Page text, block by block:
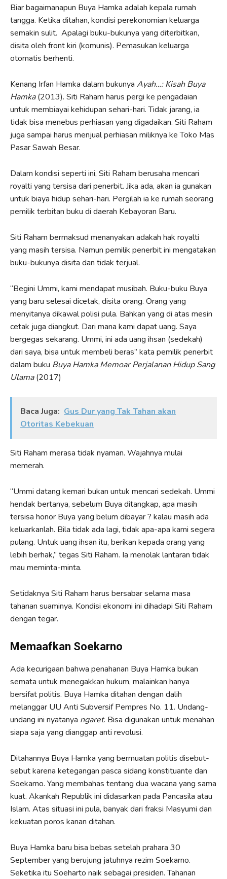
Biar bagaimanapun Buya Hamka adalah kepala rumah
tangga. Ketika ditahan, kondisi perekonomian keluarga
semakin sulit. Apalagi buku-bukunya yang diterbitkan,
disita oleh front kiri (komunis). Pemasukan keluarga
otomatis berhenti.
Kenang Irfan Hamka dalam bukunya Ayah…: Kisah Buya
Hamka(2013). Siti Raham harus pergi ke pengadaian
untuk membiayai kehidupan sehari-hari. Tidak jarang, ia
tidak bisa menebus perhiasan yang digadaikan. Siti Raham
juga sampai harus menjual perhiasan miliknya ke Toko Mas
Pasar Sawah Besar.
Dalam kondisi seperti ini, Siti Raham berusaha mencari
royalti yang tersisa dari penerbit. Jika ada, akan ia gunakan
untuk biaya hidup sehari-hari. Pergilah ia ke rumah seorang
pemilik terbitan buku di daerah Kebayoran Baru.
Siti Raham bermaksud menanyakan adakah hak royalti
yang masih tersisa. Namun pemilik penerbit ini mengatakan
buku-bukunya disita dan tidak terjual.
“Begini Ummi, kami mendapat musibah. Buku-buku Buya
yang baru selesai dicetak, disita orang. Orang yang
menyitanya dikawal polisi pula. Bahkan yang di atas mesin
cetak juga diangkut. Dari mana kami dapat uang. Saya
bergegas sekarang. Ummi, ini ada uang ihsan (sedekah)
dari saya, bisa untuk membeli beras” kata pemilik penerbit
dalam buku Buya Hamka Memoar Perjalanan Hidup Sang
Ulama(2017)
Baca Juga: Gus Dur yang Tak Tahan akan
Otoritas Kebekuan
Siti Raham merasa tidak nyaman. Wajahnya mulai
memerah.
“Ummi datang kemari bukan untuk mencari sedekah. Ummi
hendak bertanya, sebelum Buya ditangkap, apa masih
tersisa honor Buya yang belum dibayar ? kalau masih ada
keluarkanlah. Bila tidak ada lagi, tidak apa-apa kami segera
pulang. Untuk uang ihsan itu, berikan kepada orang yang
lebih berhak,” tegas Siti Raham. Ia menolak lantaran tidak
mau meminta-minta.
Setidaknya Siti Raham harus bersabar selama masa
tahanan suaminya. Kondisi ekonomi ini dihadapi Siti Raham
dengan tegar.
Memaafkan Soekarno
Ada kecurigaan bahwa penahanan Buya Hamka bukan
semata untuk menegakkan hukum, malainkan hanya
bersifat politis. Buya Hamka ditahan dengan dalih
melanggar UU Anti Subversif Pempres No. 11. Undang-
undang ini nyatanya ngaret. Bisa digunakan untuk menahan
siapa saja yang dianggap anti revolusi.
Ditahannya Buya Hamka yang bermuatan politis disebut-
sebut karena ketegangan pasca sidang konstituante dan
Soekarno. Yang membahas tentang dua wacana yang sama
kuat. Akankah Republik ini didasarkan pada Pancasila atau
Islam. Atas situasi ini pula, banyak dari fraksi Masyumi dan
kekuatan poros kanan ditahan.
Buya Hamka baru bisa bebas setelah prahara 30
September yang berujung jatuhnya rezim Soekarno.
Seketika itu Soeharto naik sebagai presiden. Tahanan